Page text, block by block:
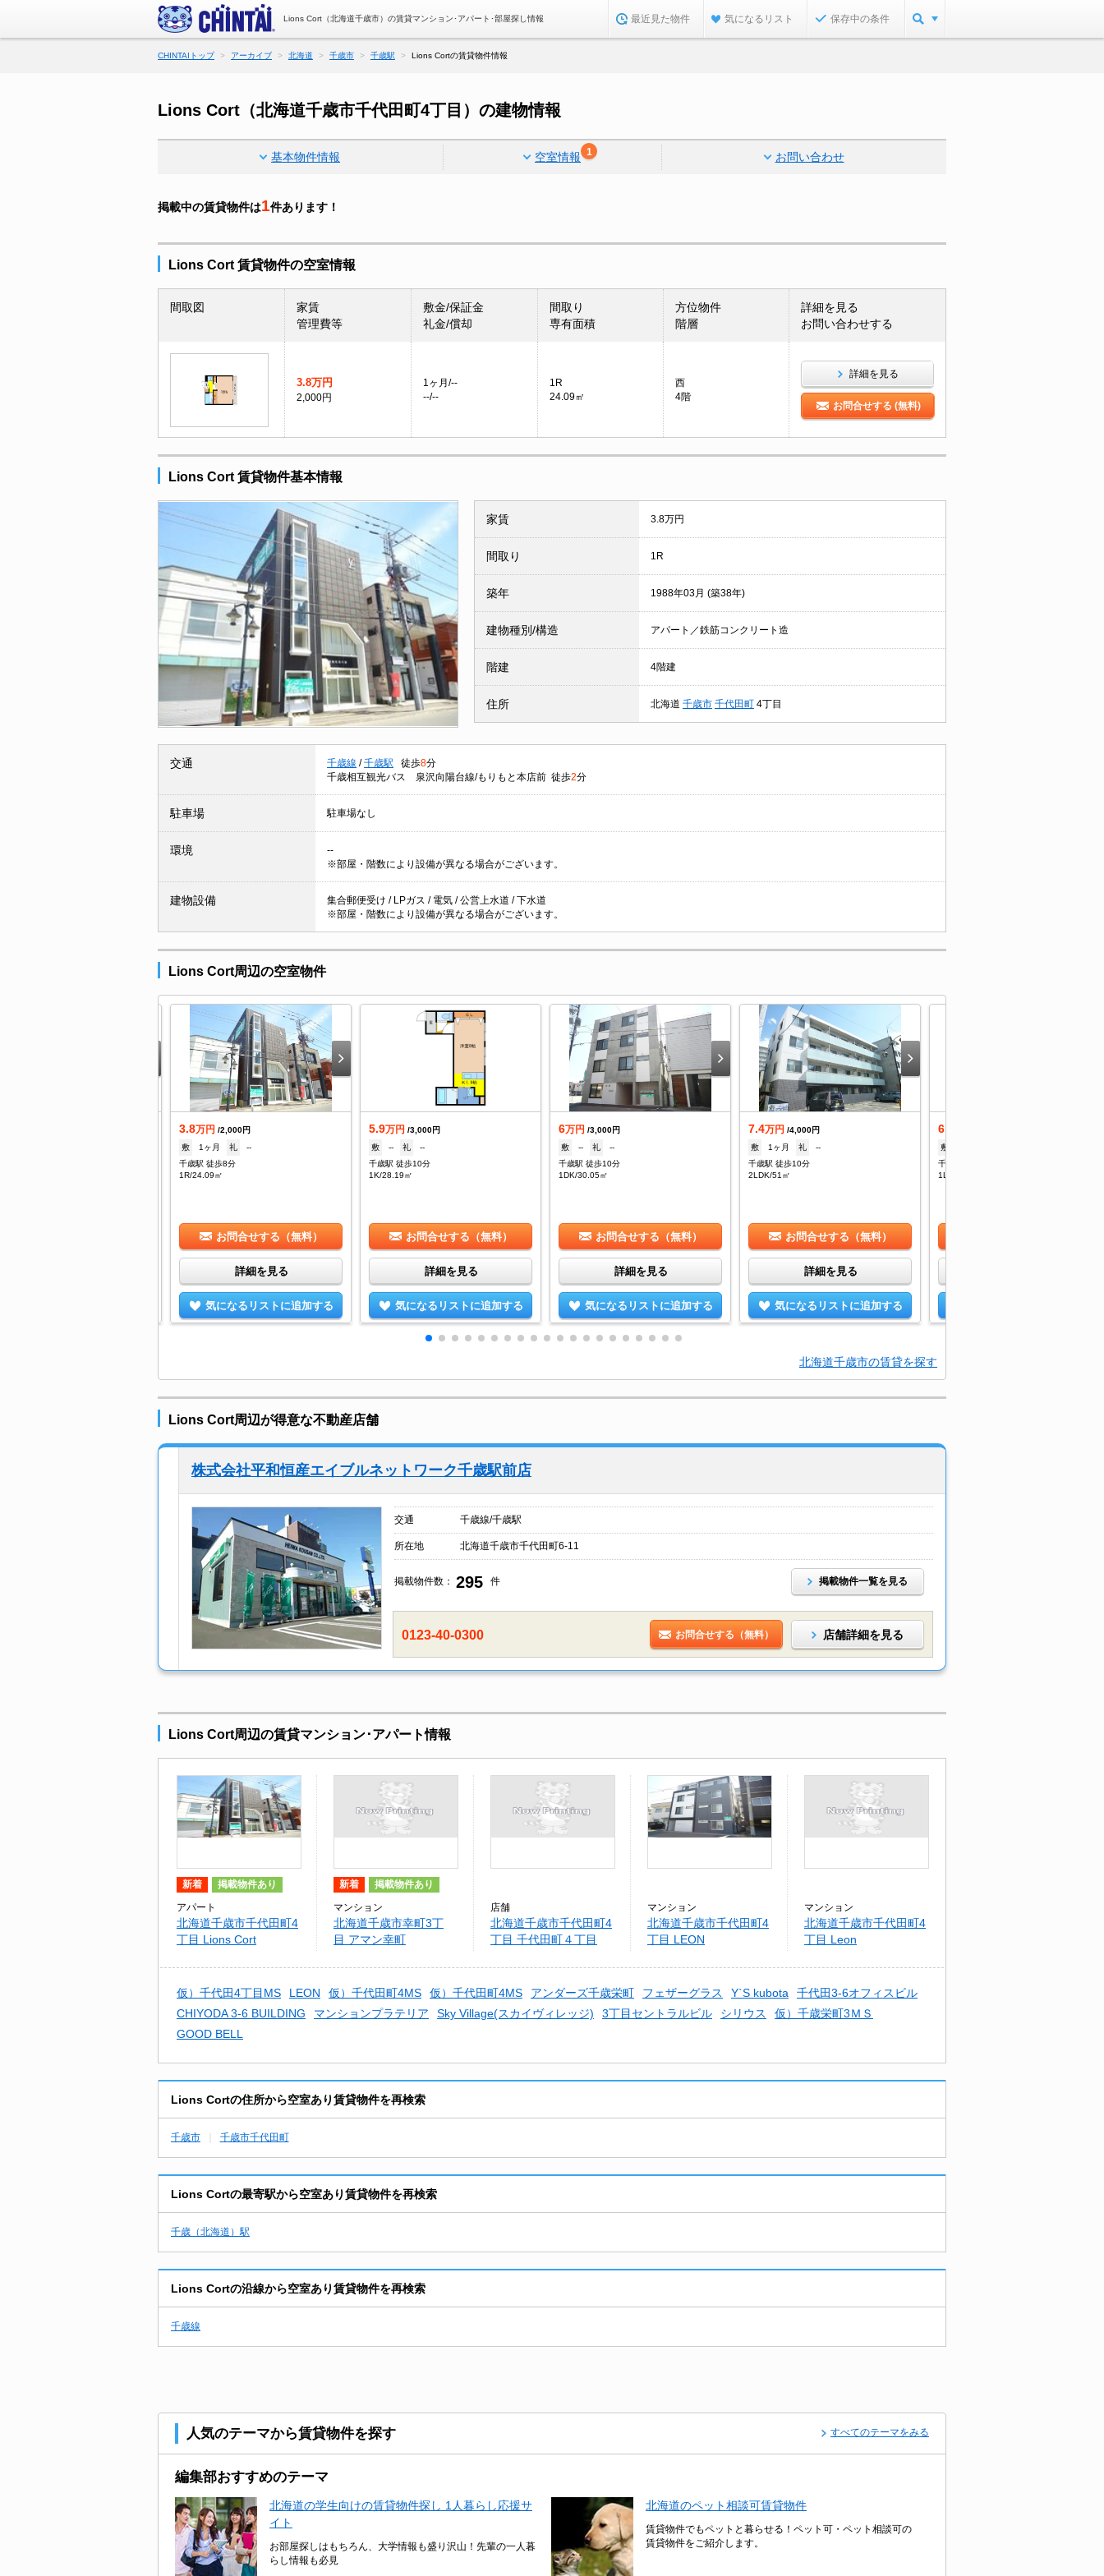
Lions Cort（北海道千歳市）の賃貸マンション･アパート･部屋探し情報 最近見た物件 気になるリスト 保存中の条件
CHINTAIトップ アーカイブ 北海道 千歳市 千歳駅 Lions Cortの賃貸物件情報
Lions Cort（北海道千歳市千代田町4丁目）の建物情報
基本物件情報 空室情報 1 お問い合わせ
掲載中の賃貸物件は1件あります！
Lions Cort 賃貸物件の空室情報
間取図
家賃
管理費等
敷金/保証金
礼金/償却
間取り
専有面積
方位物件
階層
詳細を見る
お問い合わせする
3.8万円
2,000円
1ヶ月/--
--/--
1R
24.09㎡
西
4階
詳細を見る
お問合せする (無料)
Lions Cort 賃貸物件基本情報
家賃 3.8万円
間取り 1R
築年 1988年03月 (築38年)
建物種別/構造 アパート／鉄筋コンクリート造
階建 4階建
住所 北海道 千歳市 千代田町 4丁目
交通 千歳線 / 千歳駅 徒歩8分
千歳相互観光バス 泉沢向陽台線/もりもと本店前 徒歩2分
駐車場 駐車場なし
環境
--
※部屋・階数により設備が異なる場合がございます。
建物設備
集合郵便受け / LPガス / 電気 / 公営上水道 / 下水道
※部屋・階数により設備が異なる場合がございます。
Lions Cort周辺の空室物件
3.8万円 /2,000円
敷
1ヶ月 礼
--
千歳駅 徒歩8分
1R/24.09㎡
お問合せする（無料）
詳細を見る
気になるリストに追加する
5.9万円 /3,000円
敷
-- 礼
--
千歳駅 徒歩10分
1K/28.19㎡
お問合せする（無料）
詳細を見る
気になるリストに追加する
6万円 /3,000円
敷
-- 礼
--
千歳駅 徒歩10分
1DK/30.05㎡
お問合せする（無料）
詳細を見る
気になるリストに追加する
7.4万円 /4,000円
敷
1ヶ月 礼
--
千歳駅 徒歩10分
2LDK/51㎡
お問合せする（無料）
詳細を見る
気になるリストに追加する
6.3
敷
千歳駅 徒歩10分
1LDK/37.3㎡
北海道千歳市の賃貸を探す
Lions Cort周辺が得意な不動産店舗
株式会社平和恒産エイブルネットワーク千歳駅前店
交通 千歳線/千歳駅
所在地 北海道千歳市千代田町6-11
掲載物件数： 295 件 掲載物件一覧を見る
0123-40-0300 お問合せする（無料） 店舗詳細を見る
Lions Cort周辺の賃貸マンション･アパート情報
新着 掲載物件あり
アパート
北海道千歳市千代田町4
丁目 Lions Cort
新着 掲載物件あり
マンション
北海道千歳市幸町3丁
目 アマン幸町
店舗
北海道千歳市千代田町4
丁目 千代田町４丁目
マンション
北海道千歳市千代田町4
丁目 LEON
マンション
北海道千歳市千代田町4
丁目 Leon
仮）千代田4丁目MS LEON 仮）千代田町4MS 仮）千代田町4MS アンダーズ千歳栄町 フェザーグラス Y`S kubota
千代田3-6オフィスビル
CHIYODA 3-6 BUILDING
マンションプラテリア Sky Village(スカイヴィレッジ) 3丁目セントラルビル シリウス
仮）千歳栄町3ＭＳ
GOOD BELL
Lions Cortの住所から空室あり賃貸物件を再検索
千歳市 千歳市千代田町
Lions Cortの最寄駅から空室あり賃貸物件を再検索
千歳（北海道）駅
Lions Cortの沿線から空室あり賃貸物件を再検索
千歳線
人気のテーマから賃貸物件を探す すべてのテーマをみる
編集部おすすめのテーマ
北海道の学生向けの賃貸物件探し 1人暮らし応援サ
イト
お部屋探しはもちろん、大学情報も盛り沢山！先輩の一人暮
らし情報も必見
北海道のペット相談可賃貸物件
賃貸物件でもペットと暮らせる！ペット可・ペット相談可の
賃貸物件をご紹介します。